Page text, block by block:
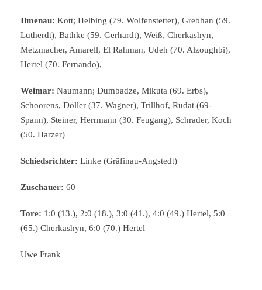
Ilmenau: Kott; Helbing (79. Wolfenstetter), Grebhan (59.
Lutherdt), Bathke (59. Gerhardt), Weiß, Cherkashyn,
Metzmacher, Amarell, El Rahman, Udeh (70. Alzoughbi),
Hertel (70. Fernando),
Weimar: Naumann; Dumbadze, Mikuta (69. Erbs),
Schoorens, Döller (37. Wagner), Trillhof, Rudat (69-
Spann), Steiner, Herrmann (30. Feugang), Schrader, Koch
(50. Harzer)
Schiedsrichter: Linke (Gräfinau-Angstedt)
Zuschauer: 60
Tore: 1:0 (13.), 2:0 (18.), 3:0 (41.), 4:0 (49.) Hertel, 5:0
(65.) Cherkashyn, 6:0 (70.) Hertel
Uwe Frank